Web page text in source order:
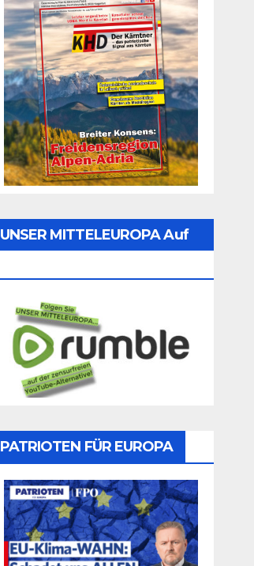
UNSER MITTELEUROPA Auf
PATRIOTEN FÜR EUROPA